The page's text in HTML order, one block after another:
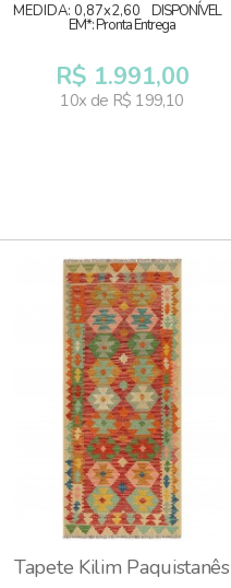
MEDIDA: 0,87x2,60 DISPONÍVEL
EM*: Pronta Entrega
R$ 1.991,00
10x de R$ 199,10
Tapete Kilim Paquistanês